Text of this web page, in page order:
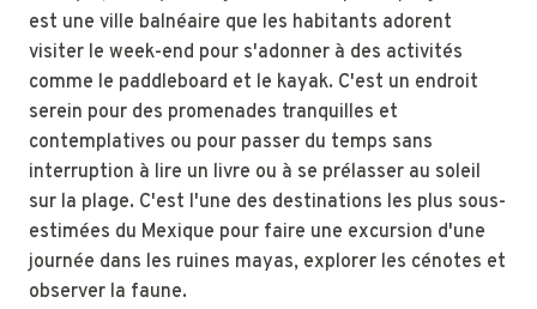
est une ville balnéaire que les habitants adorent
visiter le week-end pour s'adonner à des activités
comme le paddleboard et le kayak. C'est un endroit
serein pour des promenades tranquilles et
contemplatives ou pour passer du temps sans
interruption à lire un livre ou à se prélasser au soleil
sur la plage. C'est l'une des destinations les plus sous-
estimées du Mexique pour faire une excursion d'une
journée dans les ruines mayas, explorer les cénotes et
observer la faune.